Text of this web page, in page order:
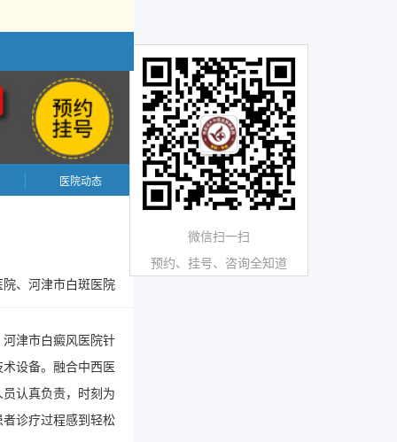
医院动态
、河津市白斑医院
津市白癜风医院针
设备。融合中西医
认真负责，时刻为
诊疗过程感到轻松
微信扫一扫
预约、挂号、咨询全知道